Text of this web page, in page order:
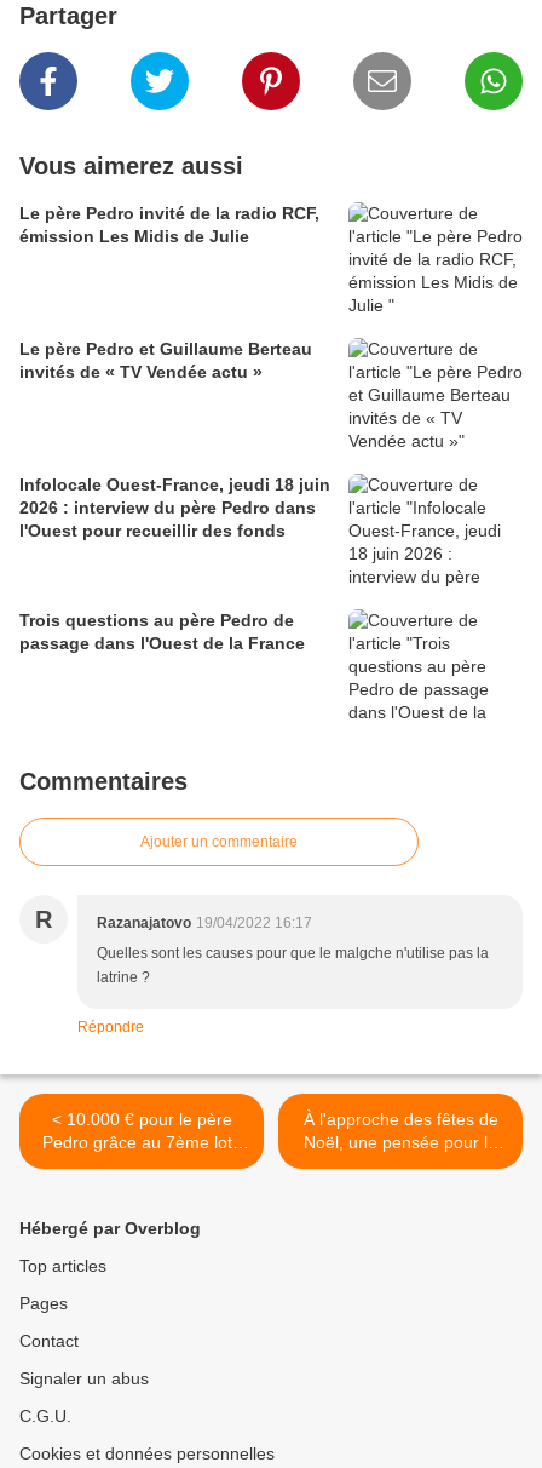
Partager
Vous aimerez aussi
Le père Pedro invité de la radio RCF,
émission Les Midis de Julie
Le père Pedro et Guillaume Berteau
invités de « TV Vendée actu »
Infolocale Ouest-France, jeudi 18 juin
2026 : interview du père Pedro dans
l'Ouest pour recueillir des fonds
Trois questions au père Pedro de
passage dans l'Ouest de la France
Commentaires
Ajouter un commentaire
R Razanajatovo 19/04/2022 16:17
Quelles sont les causes pour que le malgche n'utilise pas la
latrine ?
Répondre
< 10.000 € pour le père
Pedro grâce au 7ème loto
de Vendée-Akamasoa
À l'approche des fêtes de
Noël, une pensée pour le
père Pedro et ses
Hébergé par Overblog
Top articles
Pages
Contact
Signaler un abus
C.G.U.
Cookies et données personnelles